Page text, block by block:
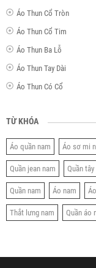
Áo Thun Cổ Tròn
Áo Thun Cổ Tim
Áo Thun Ba Lỗ
Áo Thun Tay Dài
Áo Thun Có Cổ
TỪ KHÓA
Áo quần nam Áo sơ mi
Quần jean nam Quần tây
Quần nam Áo nam
Thắt lưng nam Quần áo